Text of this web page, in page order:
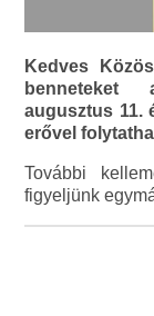
Kedves
benneteket
augusztus 11.
erővel
További
figyeljünk